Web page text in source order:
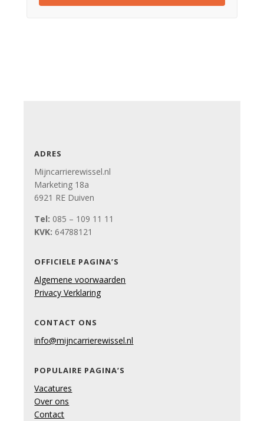
ADRES
Mijncarrierewissel.nl
Marketing 18a
6921 RE Duiven
Tel: 085 – 109 11 11
KVK: 64788121
OFFICIELE PAGINA’S
Algemene voorwaarden
Privacy Verklaring
CONTACT ONS
info@mijncarrierewissel.nl
POPULAIRE PAGINA’S
Vacatures
Over ons
Contact